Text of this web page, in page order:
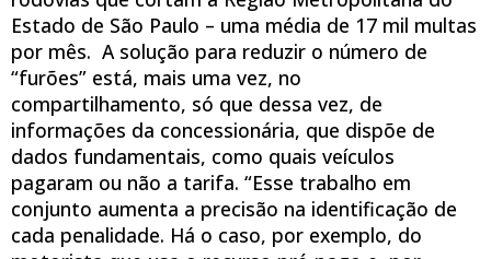
Estado de São Paulo – uma média de 17 mil multas
por mês. A solução para reduzir o número de
“furões” está, mais uma vez, no
compartilhamento, só que dessa vez, de
informações da concessionária, que dispõe de
dados fundamentais, como quais veículos
pagaram ou não a tarifa. “Esse trabalho em
conjunto aumenta a precisão na identificação de
cada penalidade. Há o caso, por exemplo, do